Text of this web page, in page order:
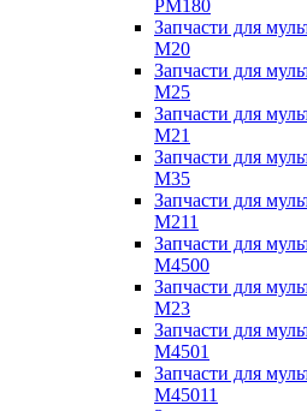
PM180
Запчасти для
M20
Запчасти для
M25
Запчасти для
M21
Запчасти для
M35
Запчасти для
M211
Запчасти для
M4500
Запчасти для
M23
Запчасти для
M4501
Запчасти для
M45011